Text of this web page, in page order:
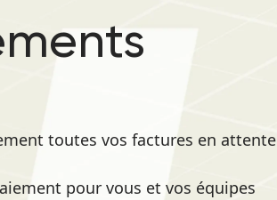
toutes vos factures en attente
pour vous et vos équipes